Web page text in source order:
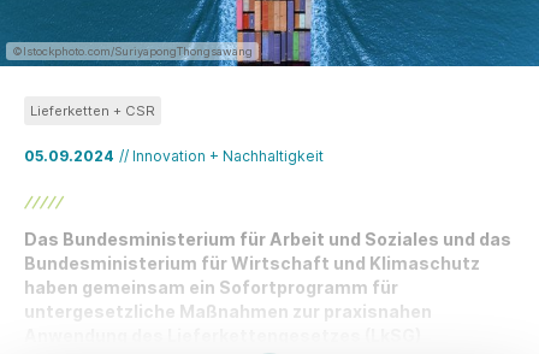
©Istockphoto.com/SuriyapongThongsawang
05.09.2024 // Innovation + Nachhaltigkeit
Lieferketten + CSR
Das Bundesministerium für Arbeit und Soziales und das
Bundesministerium für Wirtschaft und Klimaschutz
haben gemeinsam ein Sofortprogramm für
untergesetzliche Maßnahmen zur praxisnahen